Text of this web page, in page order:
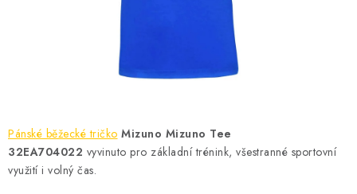
VÝŽIVA
SPORTY
Pánské běžecké tričko Mizuno Mizuno Tee
32EA704022 vyvinuto pro základní trénink, všestranné sportovní
využití i volný čas.